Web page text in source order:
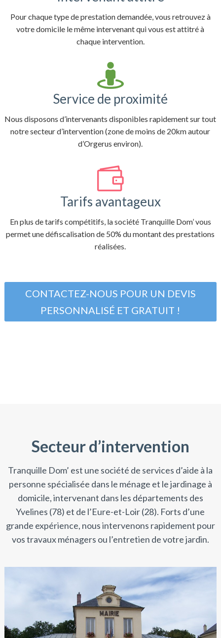
Pour chaque type de prestation demandée, vous retrouvez à
votre domicile le même intervenant qui vous est attitré à
chaque intervention.

Service de proximité
Nous disposons d’intervenants disponibles rapidement sur tout
notre secteur d’intervention (zone de moins de 20km autour
d’Orgerus environ).

Tarifs avantageux
En plus de tarifs compétitifs, la société Tranquille Dom’ vous
permet une défiscalisation de 50% du montant des prestations
réalisées.
CONTACTEZ-NOUS POUR UN DEVIS
PERSONNALISÉ ET GRATUIT !
Secteur d’intervention
Tranquille Dom’ est une société de services d’aide à la
personne spécialisée dans le ménage et le jardinage à
domicile, intervenant dans les départements des
Yvelines (78) et de l’Eure-et-Loir (28). Forts d’une
grande expérience, nous intervenons rapidement pour
vos travaux ménagers ou l’entretien de votre jardin.